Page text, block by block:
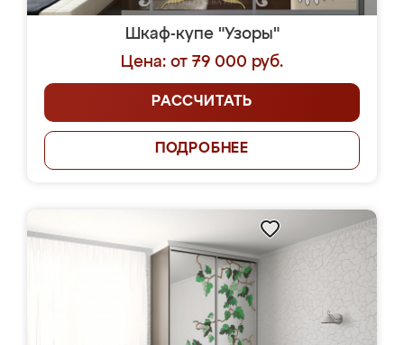
Шкаф-купе "Узоры"
Цена: от 79 000 руб.
РАССЧИТАТЬ
ПОДРОБНЕЕ